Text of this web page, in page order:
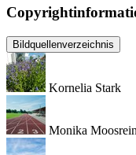
Bildquellenverzeichnis
Kornelia Stark
Monika